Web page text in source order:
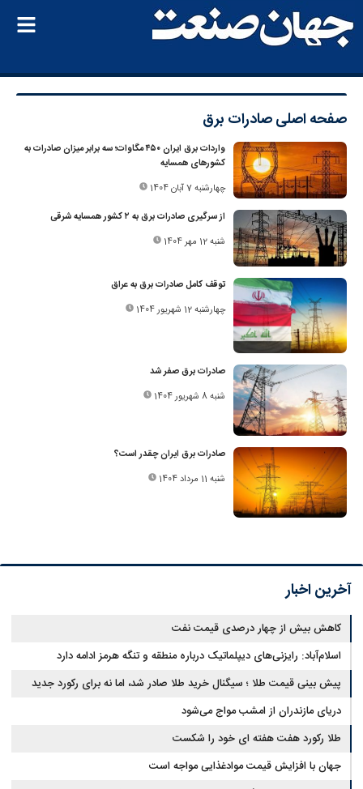
صفحه اصلیصادرات برق
واردات برق ایران ۴۵۰ مگاوات؛ سه برابر میزان صادرات به
کشورهای همسایه
چهارشنبه 7 آبان 1404
از سرگیری صادرات برق به ۲ کشور همسایه شرقی
شنبه 12 مهر 1404
توقف کامل صادرات برق به عراق
چهارشنبه 12 شهریور 1404
صادرات برق صفر شد
شنبه 8 شهریور 1404
صادرات برق ایران چقدر است؟
شنبه 11 مرداد 1404
آخرین اخبار
کاهش بیش از چهار درصدی قیمت نفت
اسلام‌آباد: رایزنی‌های دیپلماتیک درباره منطقه و تنگه هرمز ادامه دارد
پیش بینی قیمت طلا ؛ سیگنال خرید طلا صادر شد، اما نه برای رکورد جدید
دریای مازندران از امشب مواج می‌شود
طلا رکورد هفت هفته ای خود را شکست
جهان با افزایش قیمت موادغذایی مواجه است